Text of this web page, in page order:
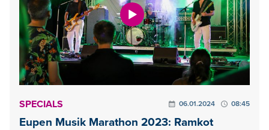
SPECIALS 06.01.2024 08:45
Eupen Musik Marathon 2023: Ramkot